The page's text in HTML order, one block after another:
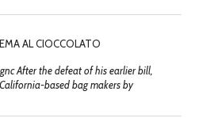
AL CIOCCOLATO
After the defeat of his earlier bill,
based bag makers by